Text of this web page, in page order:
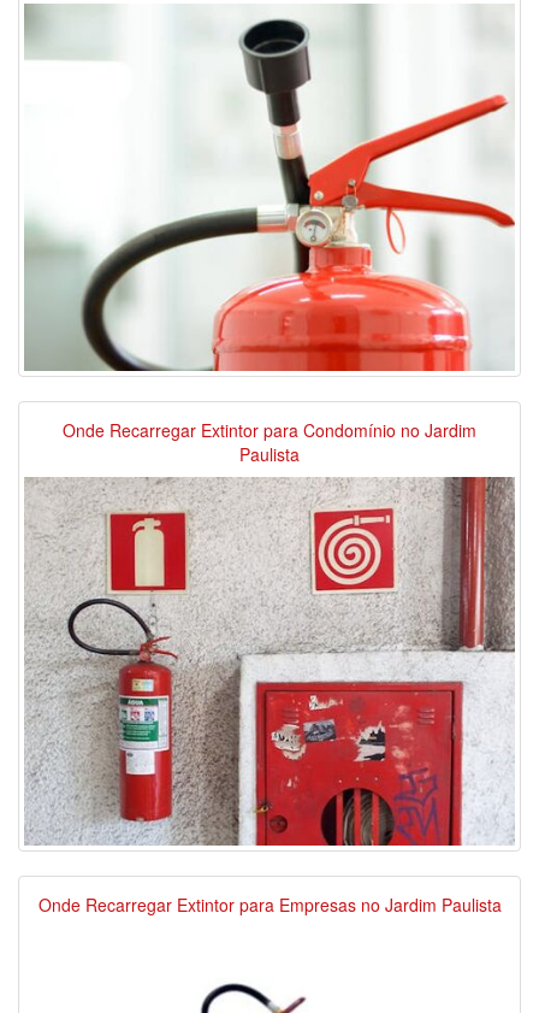
Onde Recarregar Extintor para Condomínio no Jardim
Paulista
Onde Recarregar Extintor para Empresas no Jardim Paulista